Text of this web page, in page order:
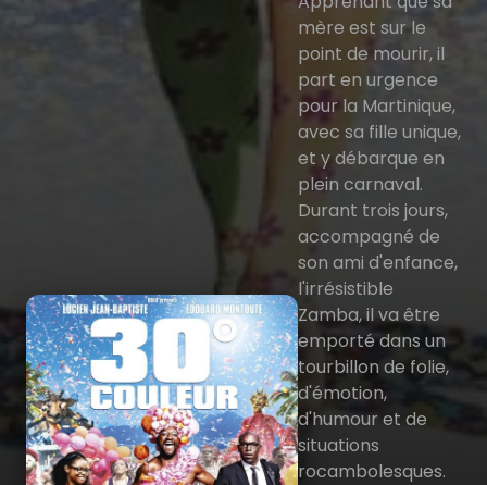
mère est sur le
point de mourir, il
part en urgence
pour la Martinique,
avec sa fille unique,
et y débarque en
plein carnaval.
Durant trois jours,
accompagné de
son ami d'enfance,
l'irrésistible
Zamba, il va être
emporté dans un
tourbillon de folie,
d'émotion,
d'humour et de
situations
rocambolesques.